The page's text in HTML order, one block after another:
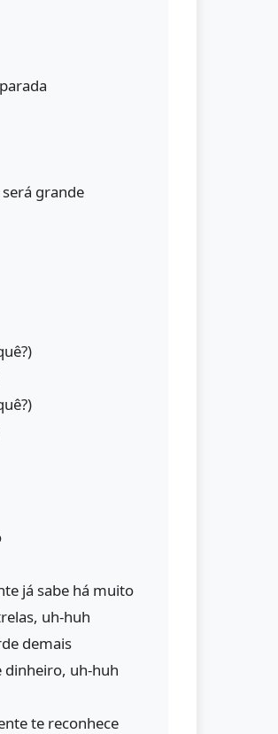
grande
já sabe há muito
uh-huh
demais
dinheiro, uh-huh
te reconhece